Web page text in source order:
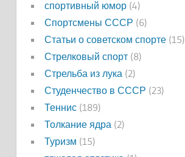
спортивный юмор(4)
Спортсмены СССР (6)
Статьи о советском спорте(15)
Стрелковый спорт(8)
Стрельба из лука(2)
Студенчество в СССР (23)
Теннис(189)
Толкание ядра(2)
Туризм (15)